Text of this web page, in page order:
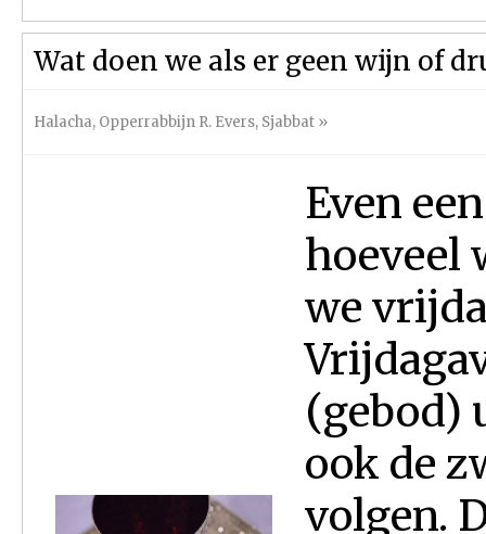
Wat doen we als er geen wijn of
Halacha, Opperrabbijn R. Evers, Sjabbat »
Even
hoeveel
we
(gebod)
ook de
volgen.